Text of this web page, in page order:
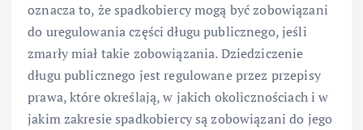
oznacza to, że spadkobiercy mogą być zobowiązani
do uregulowania części długu publicznego, jeśli
zmarły miał takie zobowiązania. Dziedziczenie
długu publicznego jest regulowane przez przepisy
prawa, które określają, w jakich okolicznościach i w
jakim zakresie spadkobiercy są zobowiązani do jego